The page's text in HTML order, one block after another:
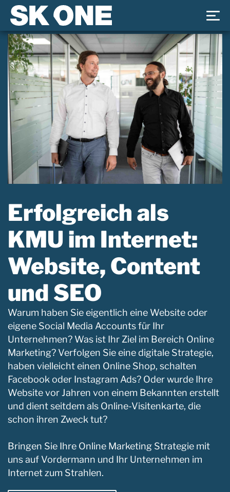
Erfolgreich als
KMU im Internet:
Website, Content
und SEO ​
Warum haben Sie eigentlich eine Website oder
eigene Social Media Accounts für Ihr
Unternehmen? Was ist Ihr Ziel im Bereich Online
Marketing? Verfolgen Sie eine digitale Strategie,
haben vielleicht einen Online Shop, schalten
Facebook oder Instagram Ads? Oder wurde Ihre
Website vor Jahren von einem Bekannten erstellt
und dient seitdem als Online-Visitenkarte, die
schon ihren Zweck tut? ​
Bringen Sie Ihre Online Marketing Strategie mit
uns auf Vordermann und Ihr Unternehmen im
Internet zum Strahlen. ​